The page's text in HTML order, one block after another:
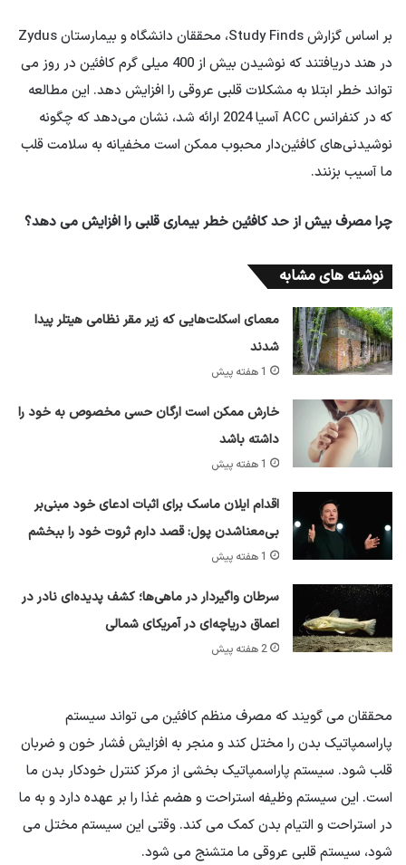
بر اساس گزارش Study Finds، محققان دانشگاه و بیمارستان Zydus
در هند دریافتند که نوشیدن بیش از 400 میلی گرم کافئین در روز می
تواند خطر ابتلا به مشکلات قلبی عروقی را افزایش دهد. این مطالعه
که در کنفرانس ACC آسیا 2024 ارائه شد، نشان می‌دهد که چگونه
نوشیدنی‌های کافئین‌دار محبوب ممکن است مخفیانه به سلامت قلب
ما آسیب بزنند.
چرا مصرف بیش از حد کافئین خطر بیماری قلبی را افزایش می دهد؟
نوشته های مشابه
معمای اسکلت‌هایی که زیر مقر نظامی هیتلر پیدا
شدند
1 هفته پیش
خارش ممکن است ارگان حسی مخصوص به خود را
داشته باشد
1 هفته پیش
اقدام ایلان ماسک برای اثبات ادعای خود مبنی‌بر
بی‌معناشدن پول: قصد دارم ثروت خود را ببخشم
1 هفته پیش
سرطان واگیردار در ماهی‌ها؛ کشف پدیده‌ای نادر در
اعماق دریاچه‌ای در آمریکای شمالی
2 هفته پیش
محققان می گویند که مصرف منظم کافئین می تواند سیستم
پاراسمپاتیک بدن را مختل کند و منجر به افزایش فشار خون و ضربان
قلب شود. سیستم پاراسمپاتیک بخشی از مرکز کنترل خودکار بدن ما
است. این سیستم وظیفه استراحت و هضم غذا را بر عهده دارد و به ما
در استراحت و التیام بدن کمک می کند. وقتی این سیستم مختل می
شود، سیستم قلبی عروقی ما متشنج می شود.